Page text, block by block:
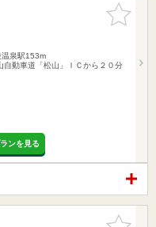
お気に入
りに追加
温泉駅153m
自動車道「松山」ＩＣから２０分
ンを見る
お気に入